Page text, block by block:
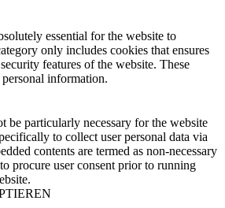
essential for the website to
only includes cookies that ensures
features of the website. These
information.
be particularly necessary for the website
to collect user personal data via
contents are termed as non-necessary
procure user consent prior to running